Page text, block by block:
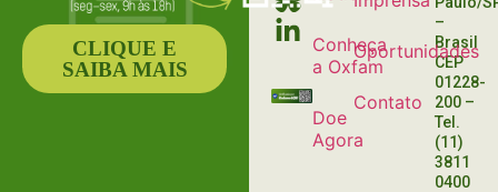
Conheça
a Oxfam
Doe
Agora
Oportunidades
Contato
–
Brasil
CEP
01228-
200 –
Tel.
(11)
3811
0400
CLIQUE E
SAIBA MAIS